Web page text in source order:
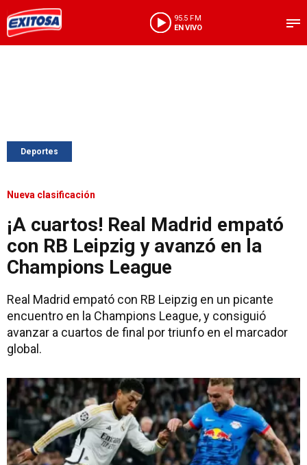
95.5 FM
EN VIVO
Deportes
Nueva clasificación
¡A cuartos! Real Madrid empató
con RB Leipzig y avanzó en la
Champions League
Real Madrid empató con RB Leipzig en un picante
encuentro en la Champions League, y consiguió
avanzar a cuartos de final por triunfo en el marcador
global.